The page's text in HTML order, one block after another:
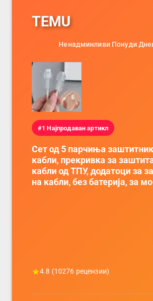
TEMU
Ненадминливи Понуди
#1 Најпродаван артикл
Сет од 5 парчиња
кабли, прекривка за
кабли од ТПУ, додатоци за
на кабли, без батерија, за
4.8 (10276 рецензии)